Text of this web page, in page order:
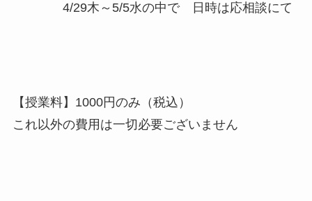
4/29木～5/5水の中で 日時は応相談にて
【授業料】1000円のみ（税込）
これ以外の費用は一切必要ございません